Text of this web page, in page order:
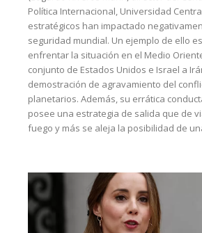
Política Internacional, Universidad
estratégicos han impactado
seguridad mundial. Un ejemplo de ello
enfrentar la situación en el Medio
conjunto de Estados Unidos e Israel a
demostración de agravamiento del
planetarios. Además, su errática
posee una estrategia de salida que de
fuego y más se aleja la posibilidad de